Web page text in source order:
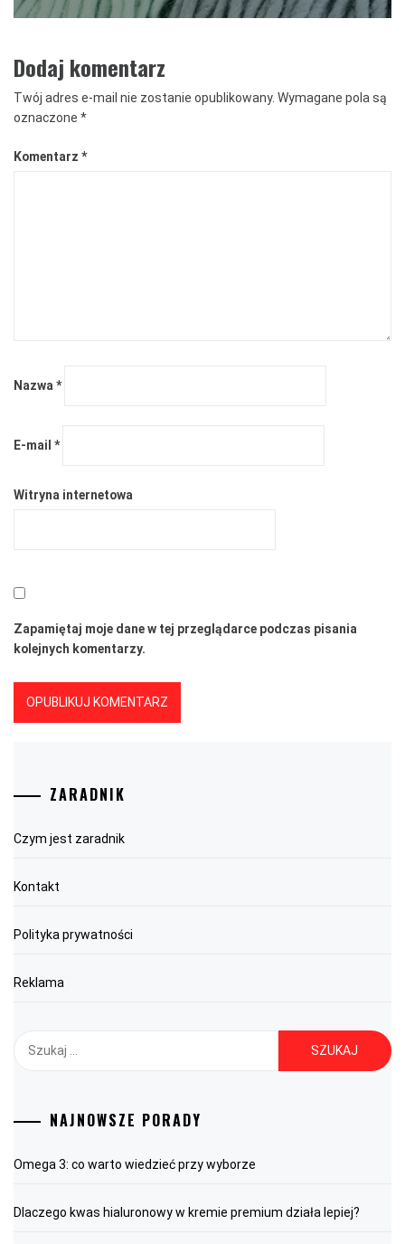
Dodaj komentarz
Twój adres e-mail nie zostanie opublikowany. Wymagane pola są
oznaczone *
Komentarz *
Nazwa *
E-mail *
Witryna internetowa
Zapamiętaj moje dane w tej przeglądarce podczas pisania
kolejnych komentarzy.
ZARADNIK
Czym jest zaradnik
Kontakt
Polityka prywatności
Reklama
NAJNOWSZE PORADY
Omega 3: co warto wiedzieć przy wyborze
Dlaczego kwas hialuronowy w kremie premium działa lepiej?